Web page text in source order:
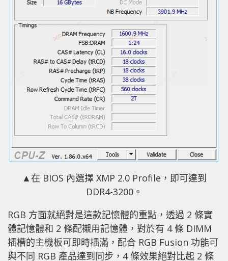
▲在 BIOS 內選擇 XMP 2.0 Profile，即可達到
DDR4-3200。
RGB 方面就絕對是這款記憶體的重點，透過 2 條實
體記憶體和 2 條配襯用記憶體，對於有 4 條 DIMM
插槽的主機板可即時插滿，配合 RGB Fusion 功能可
與不同 RGB 產品達到同步，4 條效果絕對比起 2 條